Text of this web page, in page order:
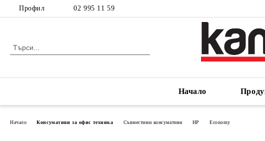
Профил 02 995 11 59
Начало
Начало Консумативи за офис техника Съвместими консумативи HP Economy